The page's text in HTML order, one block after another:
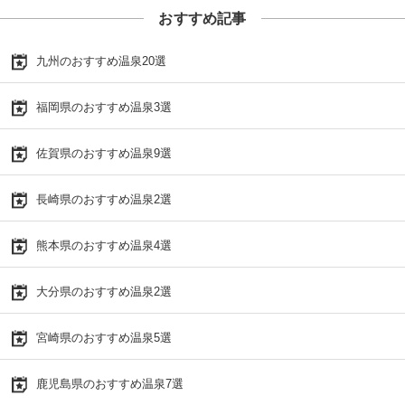
おすすめ記事
九州のおすすめ温泉20選
福岡県のおすすめ温泉3選
佐賀県のおすすめ温泉9選
長崎県のおすすめ温泉2選
熊本県のおすすめ温泉4選
大分県のおすすめ温泉2選
宮崎県のおすすめ温泉5選
鹿児島県のおすすめ温泉7選